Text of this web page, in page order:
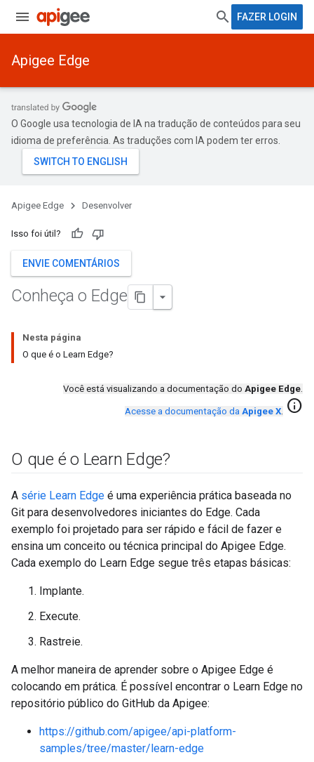
FAZER LOGIN
Apigee Edge
O Google usa tecnologia de IA na tradução de conteúdos para seu
idioma de preferência. As traduções com IA podem ter erros.
Apigee Edge Desenvolver
Isso foi útil?
ENVIE COMENTÁRIOS
Conheça o Edge
Nesta página
O que é o Learn Edge?
Você está visualizando a documentação do Apigee Edge.
Acesse a documentação da Apigee X. info
O que é o Learn Edge?
A série Learn Edge é uma experiência prática baseada no
Git para desenvolvedores iniciantes do Edge. Cada
exemplo foi projetado para ser rápido e fácil de fazer e
ensina um conceito ou técnica principal do Apigee Edge.
Cada exemplo do Learn Edge segue três etapas básicas:
Implante.
Execute.
Rastreie.
A melhor maneira de aprender sobre o Apigee Edge é
colocando em prática. É possível encontrar o Learn Edge no
repositório público do GitHub da Apigee:
https://github.com/apigee/api-platform-
samples/tree/master/learn-edge